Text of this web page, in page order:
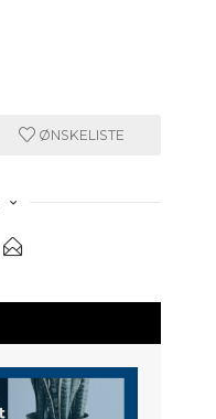
ØNSKELISTE